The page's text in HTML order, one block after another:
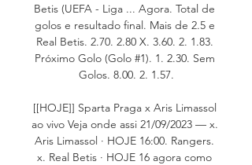
Betis (UEFA - Liga ... Agora. Total de
golos e resultado final. Mais de 2.5 e
Real Betis. 2.70. 2.80 X. 3.60. 2. 1.83.
Próximo Golo (Golo #1). 1. 2.30. Sem
Golos. 8.00. 2. 1.57.
[[HOJE]] Sparta Praga x Aris Limassol
ao vivo Veja onde assi 21/09/2023 — x.
Aris Limassol · HOJE 16:00. Rangers.
x. Real Betis · HOJE 16 agora como